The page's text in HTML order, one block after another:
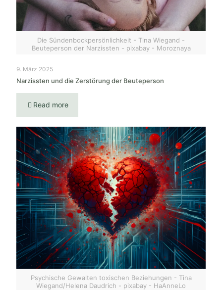
Die Sündenbockpersönlichkeit - Tina Wiegand -
Beuteperson der Narzissten - pixabay - Moroznaya
9. März 2025
Narzissten und die Zerstörung der Beuteperson
Read more
Psychische Gewalten toxischen Beziehungen - Tina
Wiegand/Helena Daudrich - pixabay - HaAnneLo